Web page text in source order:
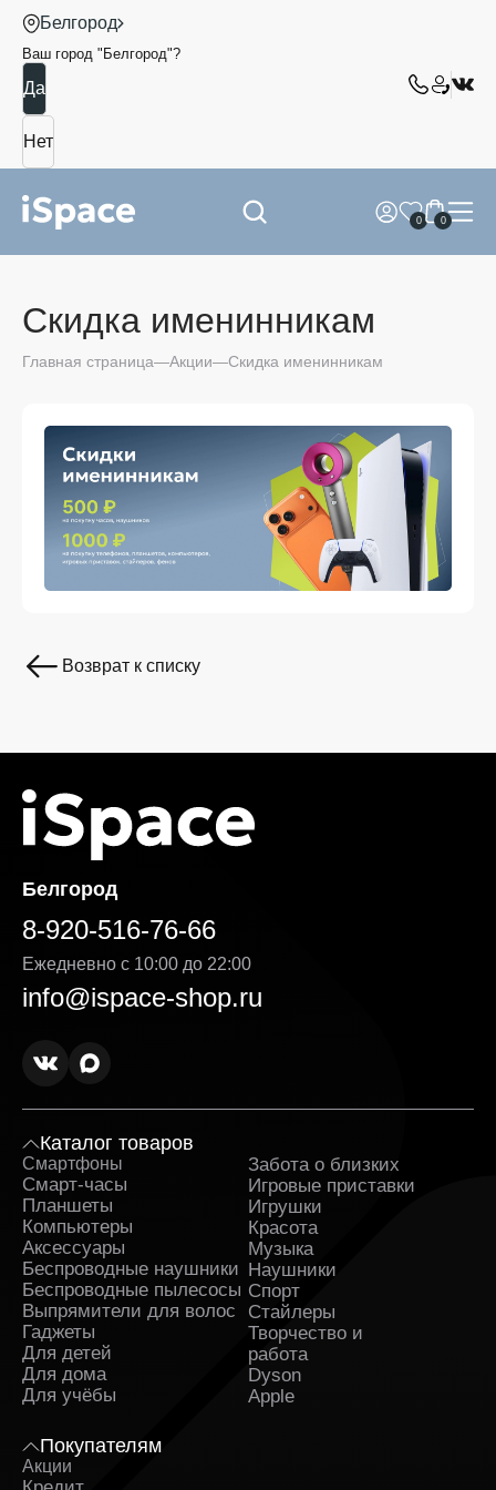
Белгород
Ваш город " Белгород"?
0 0
Скидка именинникам
Главная страница Акции Скидка именинникам
Возврат к списку
Белгород
8-920-516-76-66
Ежедневно с 10:00 до 22:00
info@ispace-shop.ru
Каталог товаров
Смартфоны
Смарт-часы
Планшеты
Компьютеры
Аксессуары
Беспроводные наушники
Беспроводные пылесосы
Выпрямители для волос
Гаджеты
Для детей
Для дома
Для учёбы
Забота о близких
Игровые приставки
Игрушки
Красота
Музыка
Наушники
Спорт
Стайлеры
Творчество и
работа
Dyson
Apple
Покупателям
Акции